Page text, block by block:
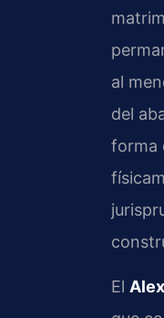
al
del
forma
El